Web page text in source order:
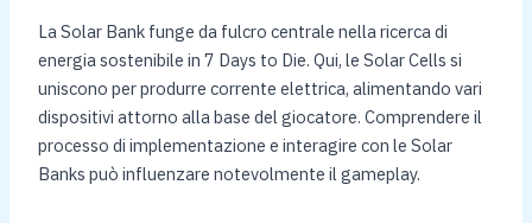
La Solar Bank funge da fulcro centrale nella ricerca di
energia sostenibile in 7 Days to Die. Qui, le Solar Cells si
uniscono per produrre corrente elettrica, alimentando vari
dispositivi attorno alla base del giocatore. Comprendere il
processo di implementazione e interagire con le Solar
Banks può influenzare notevolmente il gameplay.